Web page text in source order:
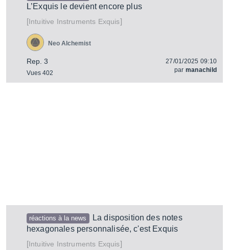
L’Exquis le devient encore plus
[ Intuitive Instruments Exquis]
Rep. 3
Vues 402
Neo Alchemist
27/01/2025 09:10
par manachild
réactions à la news
La disposition des notes
hexagonales personnalisée, c'est Exquis
[ Intuitive Instruments Exquis]